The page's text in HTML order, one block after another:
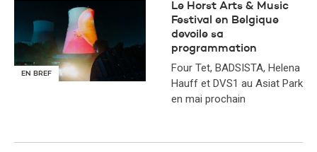
EN BREF
Le Horst Arts & Music
Festival en Belgique
devoile sa
programmation
Four Tet, BADSISTA, Helena
Hauff et DVS1 au Asiat Park
en mai prochain